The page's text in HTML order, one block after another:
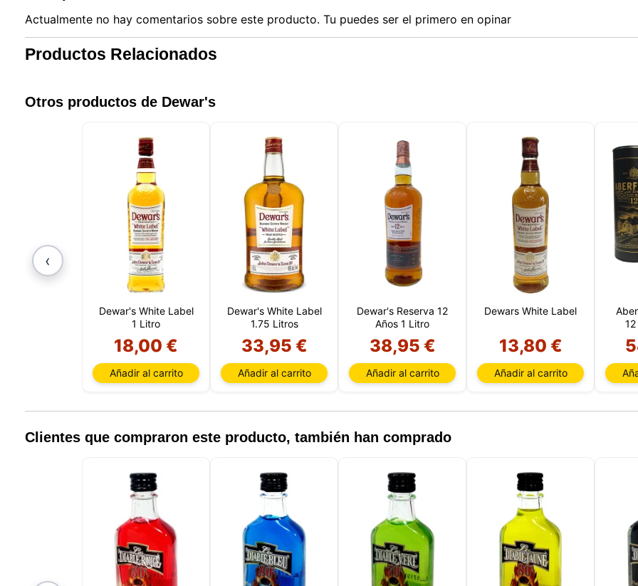
Actualmente no hay comentarios sobre este producto. Tu puedes ser el primero en opinar
Productos Relacionados
Otros productos de Dewar's
‹
Dewar's White Label
1 Litro
18,00 €
Añadir al carrito
Dewar's White Label
1.75 Litros
33,95 €
Añadir al carrito
Dewar's Reserva 12
Años 1 Litro
38,95 €
Añadir al carrito
Dewars White Label
13,80 €
Añadir al carrito
Clientes que compraron este producto, también han comprado
Este sitio web utiliza cookies
que pueden incluir identificadores personales (por ejemplo, dirección
detalles de la sesión) e historial de navegación. Utilizamos esta
carrito de la compra, mantener la seguridad, recordar las elecciones
usuario, mejorar nuestro sitio web y, por último, con fines de marketing.
Puede rechazar todo tratamiento no esencial eligiendo aceptar solo las
cookies necesarias. Puede personalizar su elección y seleccionar las
cookies que nos permite utilizar en su sesión.